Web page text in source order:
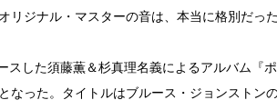
リジナル・マスターの音は、本当に格別だった
スした須藤薫＆杉真理名義によるアルバム『
なった。タイトルはブルース・ジョンストン